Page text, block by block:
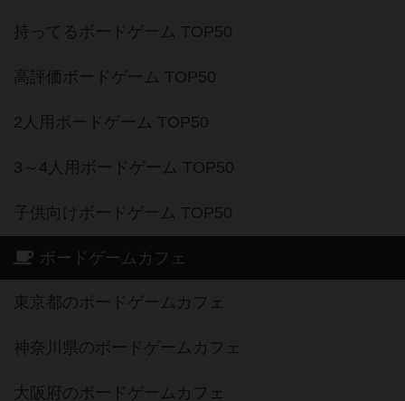
持ってるボードゲーム TOP50
高評価ボードゲーム TOP50
2人用ボードゲーム TOP50
3～4人用ボードゲーム TOP50
子供向けボードゲーム TOP50
ボードゲームカフェ
東京都のボードゲームカフェ
神奈川県のボードゲームカフェ
大阪府のボードゲームカフェ